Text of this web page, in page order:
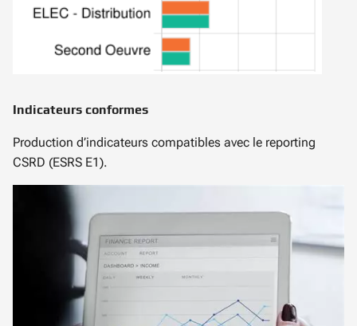
Indicateurs conformes
Production d’indicateurs compatibles avec le reporting
CSRD (ESRS E1).